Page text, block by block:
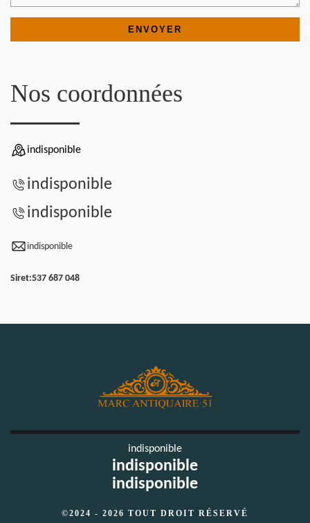
Nos coordonnées
indisponible
indisponible
indisponible
indisponible
Siret:537 687 048
indisponible
indisponible
indisponible
©2024 - 2026 TOUT DROIT RÉSERVÉ